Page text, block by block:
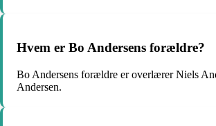
Hvem er Bo Andersens forældre?
Bo Andersens forældre er overlærer Niels
Andersen.